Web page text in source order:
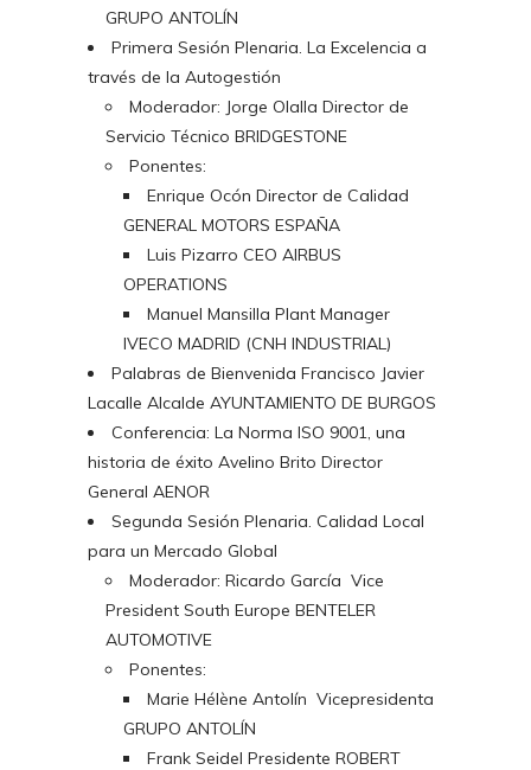
GRUPO ANTOLÍN
Primera Sesión Plenaria. La Excelencia a
través de la Autogestión
Moderador: Jorge Olalla Director de
Servicio Técnico BRIDGESTONE
Ponentes:
Enrique Ocón Director de Calidad
GENERAL MOTORS ESPAÑA
Luis Pizarro CEO AIRBUS
OPERATIONS
Manuel Mansilla Plant Manager
IVECO MADRID (CNH INDUSTRIAL)
Palabras de Bienvenida Francisco Javier
Lacalle Alcalde AYUNTAMIENTO DE BURGOS
Conferencia: La Norma ISO 9001, una
historia de éxito Avelino Brito Director
General AENOR
Segunda Sesión Plenaria. Calidad Local
para un Mercado Global
Moderador: Ricardo García Vice
President South Europe BENTELER
AUTOMOTIVE
Ponentes:
Marie Hélène Antolín Vicepresidenta
GRUPO ANTOLÍN
Frank Seidel Presidente ROBERT